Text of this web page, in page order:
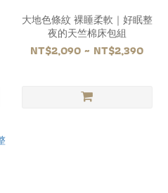
大地色條紋 裸睡柔軟｜好眠整
夜的天竺棉床包組
NT$2,090 ~ NT$2,390